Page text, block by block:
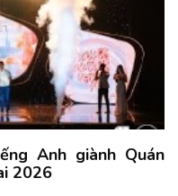
Anh giành Quán
2026